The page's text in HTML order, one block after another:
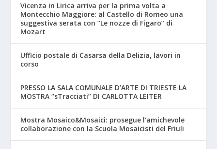
Vicenza in Lirica arriva per la prima volta a
Montecchio Maggiore: al Castello di Romeo una
suggestiva serata con “Le nozze di Figaro” di
Mozart
Ufficio postale di Casarsa della Delizia, lavori in
corso
PRESSO LA SALA COMUNALE D’ARTE DI TRIESTE LA
MOSTRA “sTracciati” DI CARLOTTA LEITER
Mostra Mosaico&Mosaici: prosegue l’amichevole
collaborazione con la Scuola Mosaicisti del Friuli